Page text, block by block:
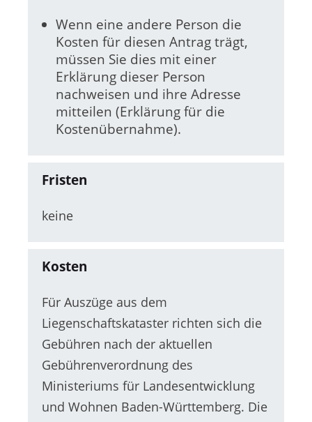
Wenn eine andere Person die
Kosten für diesen Antrag trägt,
müssen Sie dies mit einer
Erklärung dieser Person
nachweisen und ihre Adresse
mitteilen (Erklärung für die
Kostenübernahme).
Fristen
keine
Kosten
Für Auszüge aus dem
Liegenschaftskataster richten sich die
Gebühren nach der aktuellen
Gebührenverordnung des
Ministeriums für Landesentwicklung
und Wohnen Baden-Württemberg. Die